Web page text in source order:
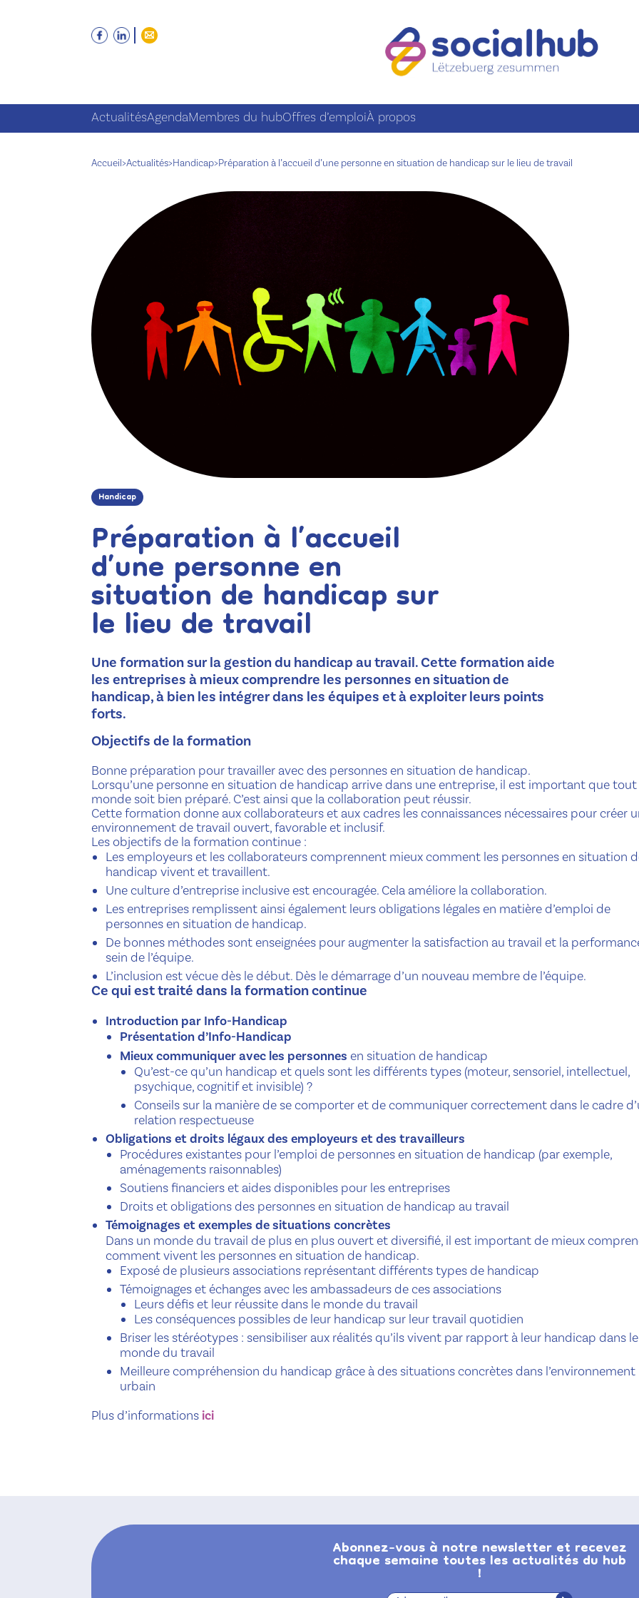
ActualitésAgendaMembres du hubOffres d’emploiÀ propos
Accueil>Actualités>Handicap>Préparation à l’accueil d’une personne en situation de handicap sur le lieu de travail
Handicap
Préparation à l’accueil
d’une personne en
situation de handicap sur
le lieu de travail
Une formation sur la gestion du handicap au travail. Cette formation aide
les entreprises à mieux comprendre les personnes en situation de
handicap, à bien les intégrer dans les équipes et à exploiter leurs points
forts.
Objectifs de la formation
Bonne préparation pour travailler avec des personnes en situation de handicap.
Lorsqu’une personne en situation de handicap arrive dans une entreprise, il est important que tout
monde soit bien préparé. C’est ainsi que la collaboration peut réussir.
Cette formation donne aux collaborateurs et aux cadres les connaissances nécessaires pour créer
environnement de travail ouvert, favorable et inclusif.
Les objectifs de la formation continue :
Les employeurs et les collaborateurs comprennent mieux comment les personnes en situation
handicap vivent et travaillent.
Une culture d’entreprise inclusive est encouragée. Cela améliore la collaboration.
Les entreprises remplissent ainsi également leurs obligations légales en matière d’emploi de
personnes en situation de handicap.
De bonnes méthodes sont enseignées pour augmenter la satisfaction au travail et la
sein de l’équipe.
L’inclusion est vécue dès le début. Dès le démarrage d’un nouveau membre de l’équipe.
Ce qui est traité dans la formation continue
Introduction par Info-Handicap
Présentation d’Info-Handicap
Mieux communiquer avec les personnes en situation de handicap
Qu’est-ce qu’un handicap et quels sont les différents types (moteur, sensoriel, intellectuel,
psychique, cognitif et invisible) ?
Conseils sur la manière de se comporter et de communiquer correctement dans le cadre
relation respectueuse
Obligations et droits légaux des employeurs et des travailleurs
Procédures existantes pour l’emploi de personnes en situation de handicap (par exemple,
aménagements raisonnables)
Soutiens financiers et aides disponibles pour les entreprises
Droits et obligations des personnes en situation de handicap au travail
Témoignages et exemples de situations concrètes
Dans un monde du travail de plus en plus ouvert et diversifié, il est important de mieux
comment vivent les personnes en situation de handicap.
Exposé de plusieurs associations représentant différents types de handicap
Témoignages et échanges avec les ambassadeurs de ces associations
Leurs défis et leur réussite dans le monde du travail
Les conséquences possibles de leur handicap sur leur travail quotidien
Briser les stéréotypes : sensibiliser aux réalités qu’ils vivent par rapport à leur handicap dans le
monde du travail
Meilleure compréhension du handicap grâce à des situations concrètes dans l’environnement
urbain
Plus d’informations ici
Abonnez-vous à notre newsletter et recevez
chaque semaine toutes les actualités du hub
!